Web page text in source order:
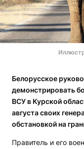
Белорусское
демонстрировать
ВСУ в Курской
августа своих
обстановкой на
Правитель и его